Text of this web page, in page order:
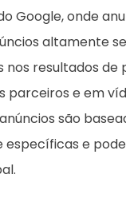
Google, onde
altamente
nos resultados de
parceiros e em
são
específicas e